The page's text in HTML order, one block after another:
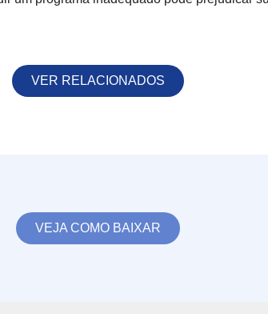
VER RELACIONADOS
VEJA COMO BAIXAR